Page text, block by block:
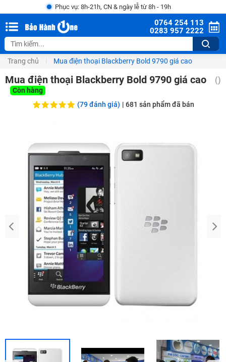
Phục vụ: 8h-21h, CN & ngày lễ từ 8h - 19h
0764 254 113
0283 957 2222
Trang chủ Mua điện thoại Blackberry Bold 9790 giá cao
Mua điện thoại Blackberry Bold 9790 giá cao ()
Còn hàng
(79 đánh giá) | 681 sản phẩm đã bán